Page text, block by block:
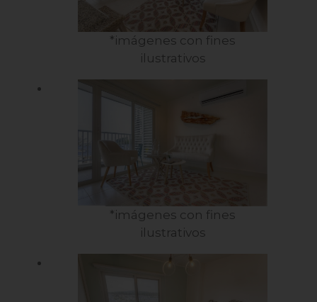
*imágenes con fines
ilustrativos
*imágenes con fines
ilustrativos